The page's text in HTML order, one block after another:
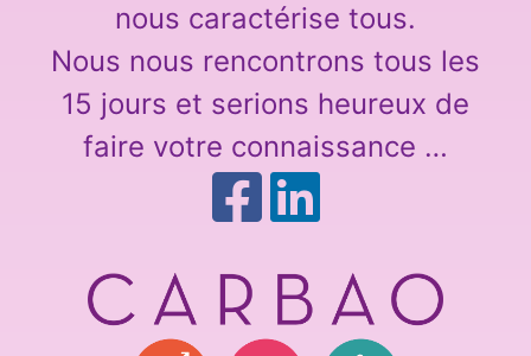
nous caractérise tous.
Nous nous rencontrons tous les
15 jours et serions heureux de
faire votre connaissance …